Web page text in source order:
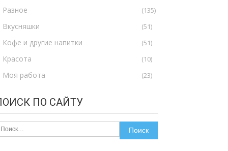
Разное (135)
Вкусняшки (51)
Кофе и другие напитки (51)
Красота (10)
Моя работа (23)
ПО САЙТУ